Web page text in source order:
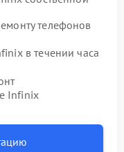
телефонов
в течении часа
Infinix